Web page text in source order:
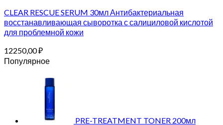
CLEAR RESCUE SERUM 30мл Антибактериальная
восстанавливающая сыворотка с салициловой кислотой
для проблемной кожи
12250,00₽
Популярное
PRE-TREATMENT TONER 200мл